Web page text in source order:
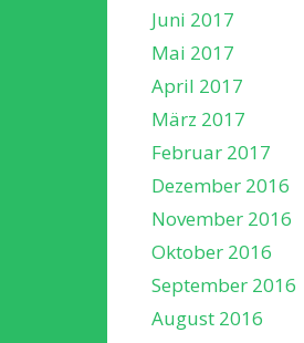
Juni 2017
Mai 2017
April 2017
März 2017
Februar 2017
Dezember 2016
November 2016
Oktober 2016
September 2016
August 2016